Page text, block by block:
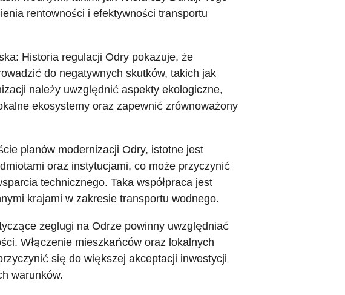
rentowności i efektywności transportu
Historia regulacji Odry pokazuje, że
do negatywnych skutków, takich jak
należy uwzględnić aspekty ekologiczne,
ekosystemy oraz zapewnić zrównoważony
planów modernizacji Odry, istotne jest
oraz instytucjami, co może przyczynić
technicznego. Taka współpraca jest
krajami w zakresie transportu wodnego.
żeglugi na Odrze powinny uwzględniać
Włączenie mieszkańców oraz lokalnych
się do większej akceptacji inwestycji
warunków.